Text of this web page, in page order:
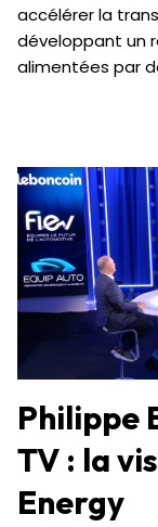
accélérer la
développant un
alimentées par
Philippe
TV : la
Energy